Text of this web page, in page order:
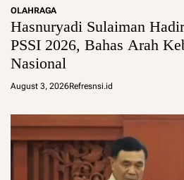
OLAHRAGA
Hasnuryadi Sulaiman
PSSI 2026, Bahas Arah
Nasional
August 3, 2026Refresnsi.id